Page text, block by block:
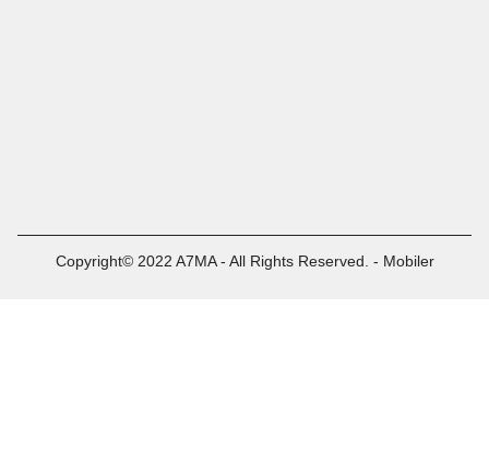
Copyright© 2022 A7MA - All Rights Reserved. - Mobiler